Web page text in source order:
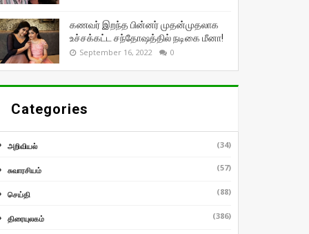
கணவர் இறந்த பின்னர் முதன்முதலாக
உச்சக்கட்ட சந்தோஷத்தில் நடிகை மீனா!
September 16, 2022 0
Categories
அறிவியல் (34)
சுவாரசியம் (57)
செய்தி (88)
திரையுலகம் (386)